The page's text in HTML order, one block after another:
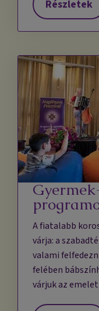
Részletek
A fiatalabb
várja: a
valami
felében
várjuk az